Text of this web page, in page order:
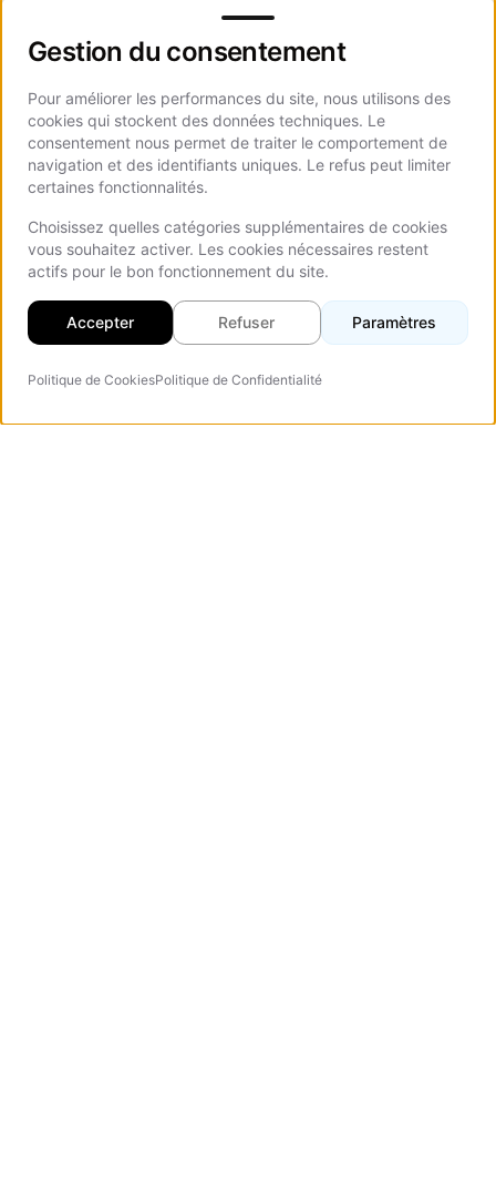
Gestion du consentement
Gestion du consentement
Pour améliorer les performances du site, nous utilisons des
cookies qui stockent des données techniques. Le
consentement nous permet de traiter le comportement de
navigation et des identifiants uniques. Le refus peut limiter
certaines fonctionnalités.
Choisissez quelles catégories supplémentaires de cookies
vous souhaitez activer. Les cookies nécessaires restent
actifs pour le bon fonctionnement du site.
Accepter Refuser Paramètres
Politique de CookiesPolitique de Confidentialité